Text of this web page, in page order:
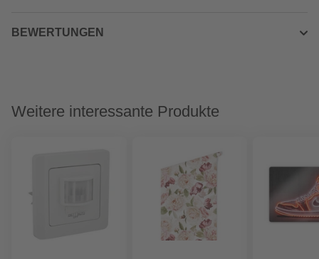
BEWERTUNGEN
Weitere interessante Produkte